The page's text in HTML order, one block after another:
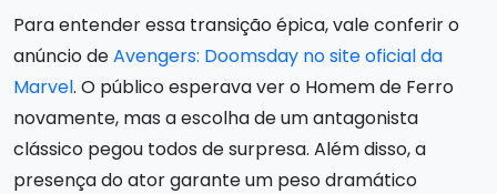
Para entender essa transição épica, vale conferir o
anúncio deAvengers: Doomsday no site oficial da
Marvel. O público esperava ver o Homem de Ferro
novamente, mas a escolha de um antagonista
clássico pegou todos de surpresa. Além disso, a
presença do ator garante um peso dramático